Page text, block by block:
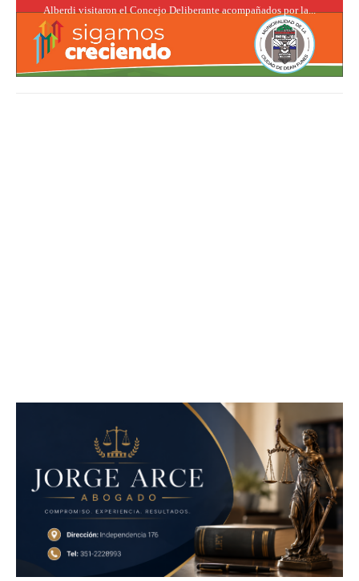
Alberdi visitaron el Concejo Deliberante acompañados por la...